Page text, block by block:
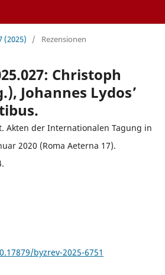
(2025) / Rezensionen
Christoph
Johannes Lydos’
Akten der Internationalen Tagung in
2020 (Roma Aeterna 17).
byzrev-2025-6751